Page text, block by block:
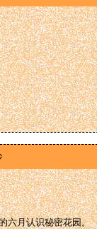
六月认识秘密花园。